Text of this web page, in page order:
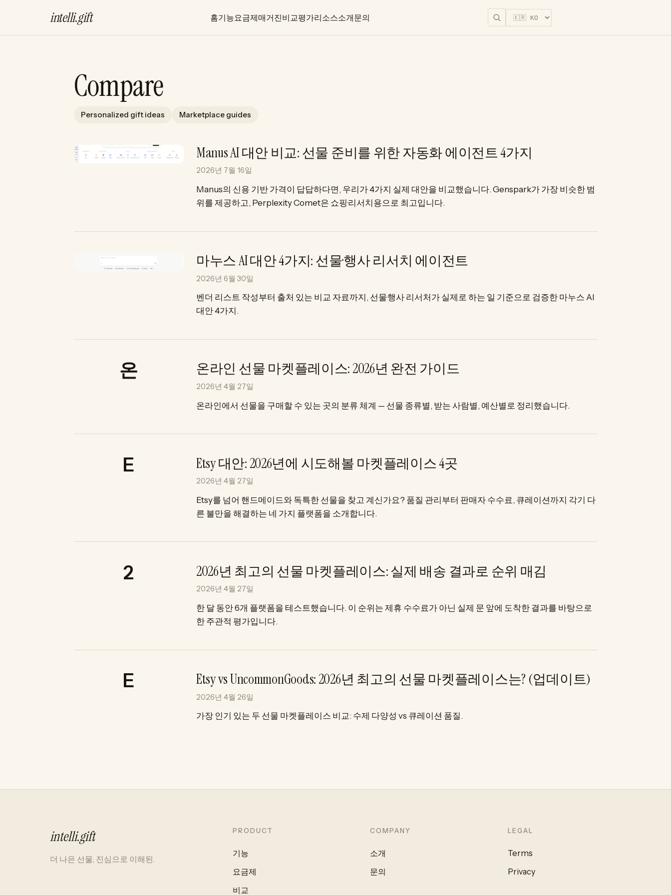
Compare
Personalized gift ideas Marketplace guides
Manus AI 대안 비교: 선물 준비를 위한 자동화 에이전트 4가지
2026년 7월 16일
Manus의 신용 기반 가격이 답답하다면, 우리가 4가지 실제 대안을 비교했습니다. Genspark가 가장 비슷한 범
위를 제공하고, Perplexity Comet은 쇼핑·리서치용으로 최고입니다.
마누스 AI 대안 4가지: 선물·행사 리서치 에이전트
2026년 6월 30일
벤더 리스트 작성부터 출처 있는 비교 자료까지, 선물·행사 리서처가 실제로 하는 일 기준으로 검증한 마누스 AI
대안 4가지.
온라인 선물 마켓플레이스: 2026년 완전 가이드
2026년 4월 27일
온라인에서 선물을 구매할 수 있는 곳의 분류 체계 — 선물 종류별, 받는 사람별, 예산별로 정리했습니다.
Etsy 대안: 2026년에 시도해볼 마켓플레이스 4곳
2026년 4월 27일
Etsy를 넘어 핸드메이드와 독특한 선물을 찾고 계신가요? 품질 관리부터 판매자 수수료, 큐레이션까지 각기 다
른 불만을 해결하는 네 가지 플랫폼을 소개합니다.
2026년 최고의 선물 마켓플레이스: 실제 배송 결과로 순위 매김
2026년 4월 27일
한 달 동안 6개 플랫폼을 테스트했습니다. 이 순위는 제휴 수수료가 아닌 실제 문 앞에 도착한 결과를 바탕으로
한 주관적 평가입니다.
Etsy vs UncommonGoods: 2026년 최고의 선물 마켓플레이스는? (업데이트)
2026년 4월 26일
가장 인기 있는 두 선물 마켓플레이스 비교: 수제 다양성 vs 큐레이션 품질.
intelli.gift 홈기능요금제매거진비교평가리소스소개문의
intelli.gift
더 나은 선물, 진심으로 이해된.
PRODUCT
기능
요금제
비교
COMPANY
소개
문의
LEGAL
Terms
Privacy